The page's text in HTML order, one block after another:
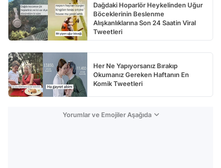
Dağdaki Hoparlör Heykelinden Uğur
Böceklerinin Beslenme
Alışkanlıklarına Son 24 Saatin Viral
Tweetleri
Her Ne Yapıyorsanız Bırakıp
Okumanız Gereken Haftanın En
Komik Tweetleri
Yorumlar ve Emojiler Aşağıda